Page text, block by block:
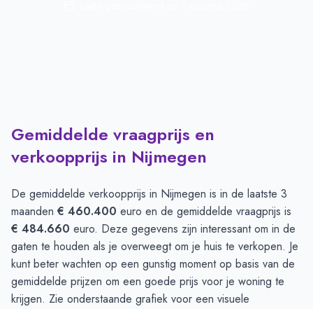
Gemiddelde vraagprijs en
verkoopprijs in Nijmegen
De gemiddelde verkoopprijs in Nijmegen is in de laatste 3
maanden € 460.400 euro en de gemiddelde vraagprijs is
€ 484.660 euro. Deze gegevens zijn interessant om in de
gaten te houden als je overweegt om je huis te verkopen. Je
kunt beter wachten op een gunstig moment op basis van de
gemiddelde prijzen om een goede prijs voor je woning te
krijgen. Zie onderstaande grafiek voor een visuele